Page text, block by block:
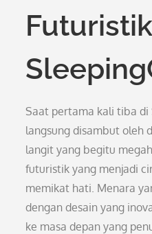
Futuristik
Saat pertama kali tiba di
langsung disambut oleh
langit yang begitu
futuristik yang menjadi
memikat hati. Menara
dengan desain yang
ke masa depan yang